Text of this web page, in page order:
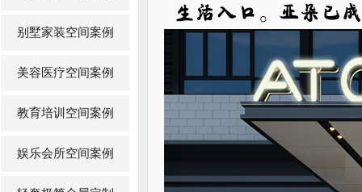
别墅家装空间案例
美容医疗空间案例
教育培训空间案例
娱乐会所空间案例